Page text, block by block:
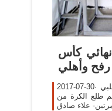
كأس
وأهلي
2017-07-30· صباح الكرة, يد مصر اقوي, يوم سلبي
طلع الكرة من